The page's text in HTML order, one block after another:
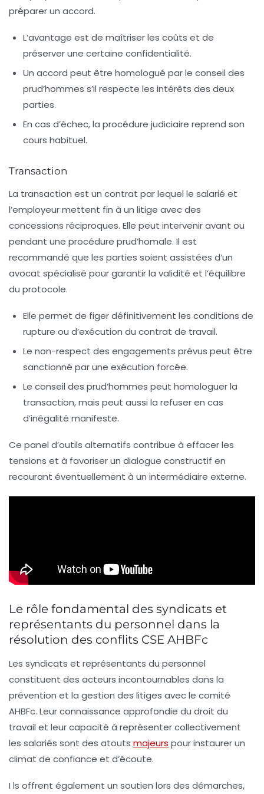
préparer un accord.
L’avantage est de maîtriser les coûts et de
préserver une certaine confidentialité.
Un accord peut être homologué par le conseil des
prud’hommes s’il respecte les intérêts des deux
parties.
En cas d’échec, la procédure judiciaire reprend son
cours habituel.
Transaction
La transaction est un contrat par lequel le salarié et
l’employeur mettent fin à un litige avec des
concessions réciproques. Elle peut intervenir avant ou
pendant une procédure prud’homale. Il est
recommandé que les parties soient assistées d’un
avocat spécialisé pour garantir la validité et l’équilibre
du protocole.
Elle permet de figer définitivement les conditions de
rupture ou d’exécution du contrat de travail.
Le non-respect des engagements prévus peut être
sanctionné par une exécution forcée.
Le conseil des prud’hommes peut homologuer la
transaction, mais peut aussi la refuser en cas
d’inégalité manifeste.
Ce panel d’outils alternatifs contribue à effacer les
tensions et à favoriser un dialogue constructif en
recourant éventuellement à un intermédiaire externe.
Le rôle fondamental des syndicats et
représentants du personnel dans la
résolution des conflits CSE AHBFc
Les syndicats et représentants du personnel
constituent des acteurs incontournables dans la
prévention et la gestion des litiges avec le comité
AHBFc. Leur connaissance approfondie du droit du
travail et leur capacité à représenter collectivement
les salariés sont des atouts majeurs pour instaurer un
climat de confiance et d’écoute.
I ls offrent également un soutien lors des démarches,